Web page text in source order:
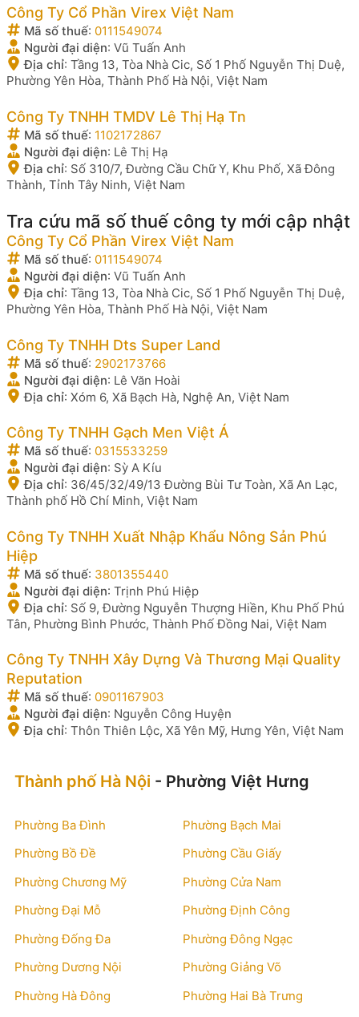
Công Ty Cổ Phần Virex Việt Nam
Mã số thuế: 0111549074
Người đại diện: Vũ Tuấn Anh
Địa chỉ: Tầng 13, Tòa Nhà Cic, Số 1 Phố Nguyễn Thị Duệ,
Phường Yên Hòa, Thành Phố Hà Nội, Việt Nam
Công Ty TNHH TMDV Lê Thị Hạ Tn
Mã số thuế: 1102172867
Người đại diện: Lê Thị Hạ
Địa chỉ: Số 310/7, Đường Cầu Chữ Y, Khu Phố, Xã Đông
Thành, Tỉnh Tây Ninh, Việt Nam
Tra cứu mã số thuế công ty mới cập nhật
Công Ty Cổ Phần Virex Việt Nam
Mã số thuế: 0111549074
Người đại diện: Vũ Tuấn Anh
Địa chỉ: Tầng 13, Tòa Nhà Cic, Số 1 Phố Nguyễn Thị Duệ,
Phường Yên Hòa, Thành Phố Hà Nội, Việt Nam
Công Ty TNHH Dts Super Land
Mã số thuế: 2902173766
Người đại diện: Lê Văn Hoài
Địa chỉ: Xóm 6, Xã Bạch Hà, Nghệ An, Việt Nam
Công Ty TNHH Gạch Men Việt Á
Mã số thuế: 0315533259
Người đại diện: Sỳ A Kíu
Địa chỉ: 36/45/32/49/13 Đường Bùi Tư Toàn, Xã An Lạc,
Thành phố Hồ Chí Minh, Việt Nam
Công Ty TNHH Xuất Nhập Khẩu Nông Sản Phú
Hiệp
Mã số thuế: 3801355440
Người đại diện: Trịnh Phú Hiệp
Địa chỉ: Số 9, Đường Nguyễn Thượng Hiền, Khu Phố Phú
Tân, Phường Bình Phước, Thành Phố Đồng Nai, Việt Nam
Công Ty TNHH Xây Dựng Và Thương Mại Quality
Reputation
Mã số thuế: 0901167903
Người đại diện: Nguyễn Công Huyện
Địa chỉ: Thôn Thiên Lộc, Xã Yên Mỹ, Hưng Yên, Việt Nam
Thành phố Hà Nội - Phường Việt Hưng
Phường Ba Đình
Phường Bạch Mai
Phường Bồ Đề
Phường Cầu Giấy
Phường Chương Mỹ
Phường Cửa Nam
Phường Đại Mỗ
Phường Định Công
Phường Đống Đa
Phường Đông Ngạc
Phường Dương Nội
Phường Giảng Võ
Phường Hà Đông
Phường Hai Bà Trưng